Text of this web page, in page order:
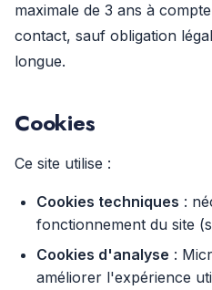
maximale de 3 ans à
contact, sauf obligation
longue.
Cookies
Ce site utilise :
Cookies techniques :
fonctionnement du site
Cookies d'analyse :
améliorer l'expérience